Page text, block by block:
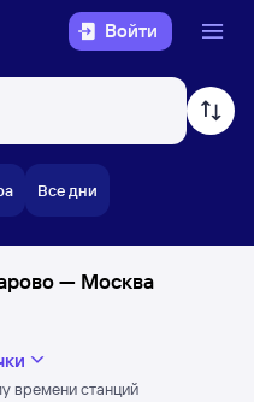
Войти
Все дни
— Москва
времени станций